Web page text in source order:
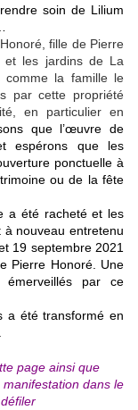
soin de Lilium
fille de Pierre
et les jardins de La
comme la famille le
par cette propriété
en particulier en
que l’œuvre de
espérons que les
ponctuelle à
ou de la fête
a été racheté et les
nouveau entretenu
19 septembre 2021
Pierre Honoré. Une
émerveillés par ce
a été transformé en
page ainsi que
dans le